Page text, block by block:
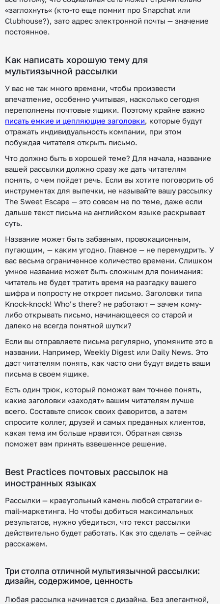
«заглохнуть« (кто-то еще помнит про Snapchat или
Clubhouse?), зато адрес электронной почты — значение
постоянное.
Как написать хорошую тему для
мультиязычной рассылки
У вас не так много времени, чтобы произвести
впечатление, особенно учитывая, насколько сегодня
переполнены почтовые ящики. Поэтому крайне важно
писать емкие и цепляющие заголовки, которые будут
отражать индивидуальность компании, при этом
побуждая читателя открыть письмо.
Что должно быть в хорошей теме? Для начала, название
вашей рассылки должно сразу же дать читателям
понять, о чем пойдет речь. Если вы хотите поговорить об
инструментах для выпечки, не называйте вашу рассылку
The Sweet Escape — это совсем не по теме, даже если
дальше текст письма на английском языке раскрывает
суть.
Название может быть забавным, провокационным,
пугающим, — каким угодно. Главное — не перемудрить. У
вас весьма ограниченное количество времени. Слишком
умное название может быть сложным для понимания:
читатель не будет тратить время на разгадку вашего
шифра и попросту не откроет письмо. Заголовки типа
Knock-knock! Who’s there? не работают — зачем кому-
либо открывать письмо, начинающееся со старой и
далеко не всегда понятной шутки?
Если вы отправляете письма регулярно, упомяните это в
названии. Например, Weekly Digest или Daily News. Это
даст читателям понять, как часто они будут видеть ваши
письма в своем ящике.
Есть один трюк, который поможет вам точнее понять,
какие заголовки «заходят» вашим читателям лучше
всего. Составьте список своих фаворитов, а затем
спросите коллег, друзей и самых преданных клиентов,
какая тема им больше нравится. Обратная связь
поможет вам принять взвешенное решение.
Best Practices почтовых рассылок на
иностранных языках
Рассылки — краеугольный камень любой стратегии e-
mail-маркетинга. Но чтобы добиться максимальных
результатов, нужно убедиться, что текст рассылки
действительно будет работать. Как это сделать — сейчас
расскажем.
Три столпа отличной мультиязычной рассылки:
дизайн, содержимое, ценность
Любая рассылка начинается с дизайна. Без элегантной,